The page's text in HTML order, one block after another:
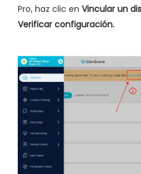
Pro, haz clic en Vincular un
Verificar configuración.